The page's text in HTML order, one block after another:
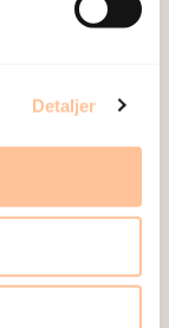
Detaljer